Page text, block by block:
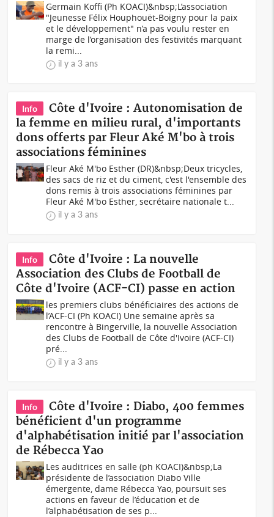
Germain Koffi (Ph KOACI)&nbsp;L’association
"Jeunesse Félix Houphouët-Boigny pour la paix
et le développement" n’a pas voulu rester en
marge de l’organisation des festivités marquant
la remi...
il y a 3 ans
Info
Côte d'Ivoire : Autonomisation de
la femme en milieu rural, d'importants
dons offerts par Fleur Aké M'bo à trois
associations féminines
Fleur Aké M'bo Esther (DR)&nbsp;Deux tricycles,
des sacs de riz et du ciment, c'est l'ensemble des
dons remis à trois associations féminines par
Fleur Aké M'bo Esther, secrétaire nationale t...
il y a 3 ans
Info
Côte d'Ivoire : La nouvelle
Association des Clubs de Football de
Côte d'Ivoire (ACF-CI) passe en action
les premiers clubs bénéficiaires des actions de
l’ACF-CI (Ph KOACI) Une semaine après sa
rencontre à Bingerville, la nouvelle Association
des Clubs de Football de Côte d'Ivoire (ACF-CI)
pré...
il y a 3 ans
Info
Côte d'Ivoire : Diabo, 400 femmes
bénéficient d'un programme
d'alphabétisation initié par l'association
de Rébecca Yao
Les auditrices en salle (ph KOACI)&nbsp;La
présidente de l’association Diabo Ville
émergente, dame Rébecca Yao, poursuit ses
actions en faveur de l’éducation et de
l’alphabétisation de ses p...